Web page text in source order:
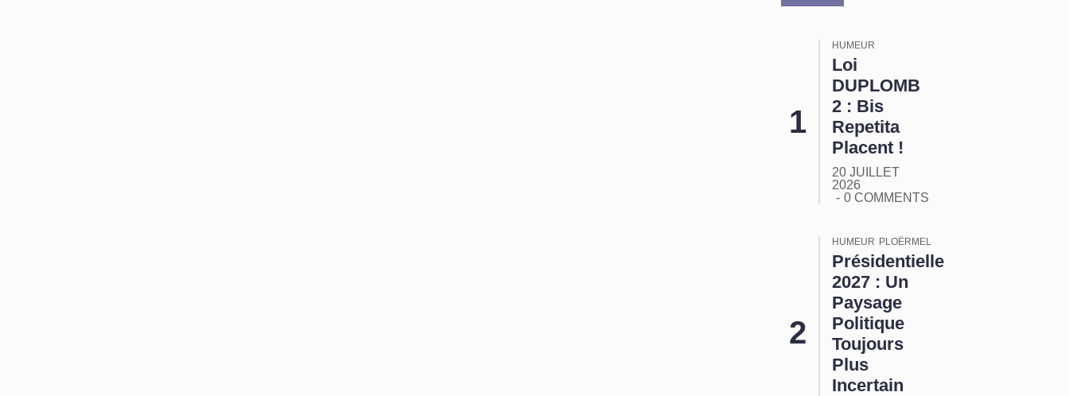
HUMEUR
Loi
DUPLOMB
2 : Bis
Repetita
Placent !
20 JUILLET
2026
0 COMMENTS
HUMEUR PLOËRMEL
Présidentielle
2027 : Un
Paysage
Politique
Toujours
Plus
Incertain